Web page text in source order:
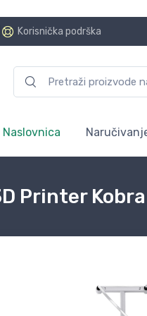
Korisnička podrška
Naslovnica
Printer